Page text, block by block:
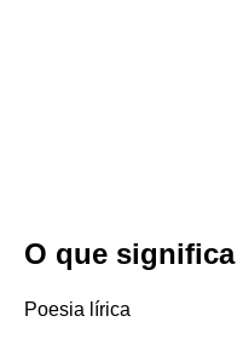
O que
Poesia lírica